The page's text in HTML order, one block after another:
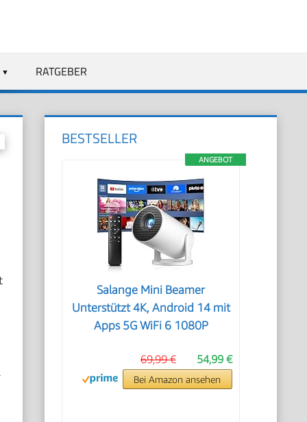
RATGEBER
BESTSELLER
ANGEBOT
Salange Mini Beamer
Unterstützt 4K, Android 14 mit
Apps 5G WiFi 6 1080P
54,99 €
69,99 €
Bei Amazon ansehen